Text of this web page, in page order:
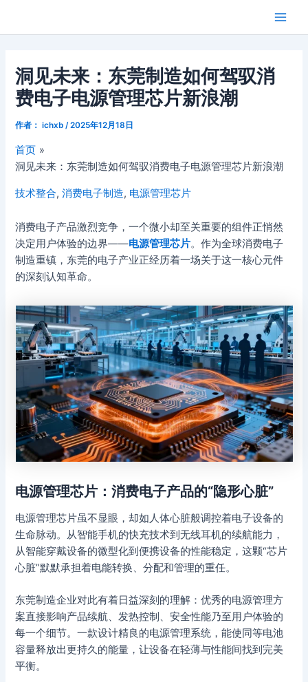
Main
洞见未来：东莞制造如何驾驭消
费电子电源管理芯片新浪潮
作者： ichxb/2025年12月18日
首页
洞见未来：东莞制造如何驾驭消费电子电源管理芯片新浪潮
技术整合,消费电子制造, 电源管理芯片
消费电子产品激烈竞争，一个微小却至关重要的组件正悄然
决定用户体验的边界——电源管理芯片。作为全球消费电子
制造重镇，东莞的电子产业正经历着一场关于这一核心元件
的深刻认知革命。
电源管理芯片：消费电子产品的“隐形心脏”
电源管理芯片虽不显眼，却如人体心脏般调控着电子设备的
生命脉动。从智能手机的快充技术到无线耳机的续航能力，
从智能穿戴设备的微型化到便携设备的性能稳定，这颗“芯片
心脏”默默承担着电能转换、分配和管理的重任。
东莞制造企业对此有着日益深刻的理解：优秀的电源管理方
案直接影响产品续航、发热控制、安全性能乃至用户体验的
每一个细节。一款设计精良的电源管理系统，能使同等电池
容量释放出更持久的能量，让设备在轻薄与性能间找到完美
平衡。